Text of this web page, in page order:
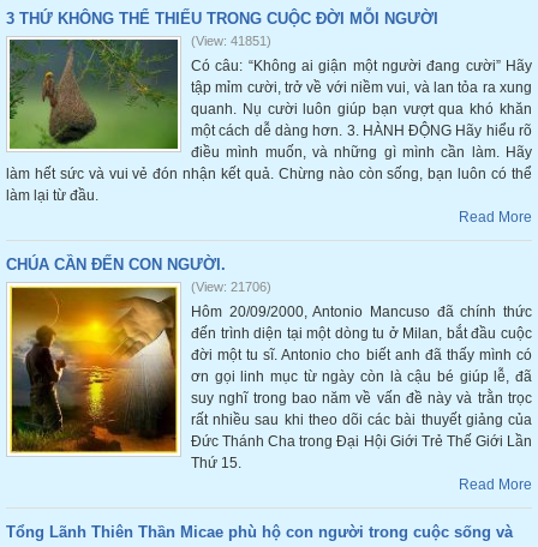
3 THỨ KHÔNG THỂ THIẾU TRONG CUỘC ĐỜI MỖI NGƯỜI
(View: 41851)
Có câu: “Không ai giận một người đang cười” Hãy
tập mỉm cười, trở về với niềm vui, và lan tỏa ra xung
quanh. Nụ cười luôn giúp bạn vượt qua khó khăn
một cách dễ dàng hơn. 3. HÀNH ĐỘNG Hãy hiểu rõ
điều mình muốn, và những gì mình cần làm. Hãy
làm hết sức và vui vẻ đón nhận kết quả. Chừng nào còn sống, bạn luôn có thể
làm lại từ đầu.
Read More
CHÚA CẦN ĐẾN CON NGƯỜI.
(View: 21706)
Hôm 20/09/2000, Antonio Mancuso đã chính thức
đến trình diện tại một dòng tu ở Milan, bắt đầu cuộc
đời một tu sĩ. Antonio cho biết anh đã thấy mình có
ơn gọi linh mục từ ngày còn là cậu bé giúp lễ, đã
suy nghĩ trong bao năm về vấn đề này và trằn trọc
rất nhiều sau khi theo dõi các bài thuyết giảng của
Đức Thánh Cha trong Đại Hội Giới Trẻ Thế Giới Lần
Thứ 15.
Read More
Tổng Lãnh Thiên Thần Micae phù hộ con người trong cuộc sống và